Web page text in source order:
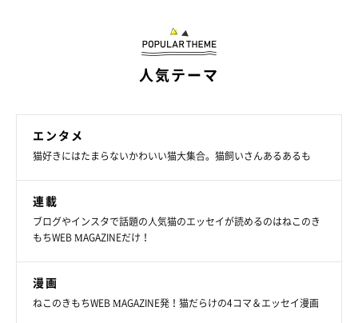
人気テーマ
エンタメ
猫好きにはたまらないかわいい猫大集合。猫飼いさんあるあるも
連載
ブログやインスタで話題の人気猫のエッセイが読めるのはねこのき
もちWEB MAGAZINEだけ！
漫画
ねこのきもちWEB MAGAZINE発！猫だらけの4コマ＆エッセイ漫画